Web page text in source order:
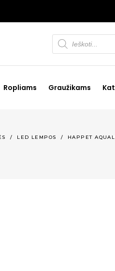
Products
search
Ropliams Graužikams
/ LED LEMPOS / HAPPET